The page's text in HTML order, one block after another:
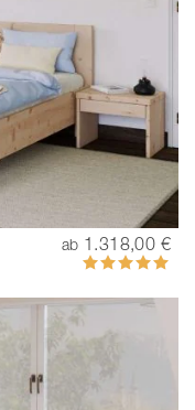
ab 1.318,00 €
Bewertung:
99%